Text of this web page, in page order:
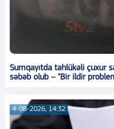
Sumqayıtda təhlükəli çuxur
səbəb olub – "Bir ildir
4-08-2026, 14:32